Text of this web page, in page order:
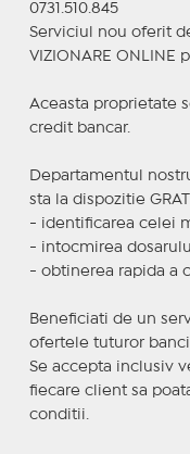
0731.510.845
Serviciul nou oferit
VIZIONARE ONLINE
Aceasta proprietate
credit bancar.
Departamentul
sta la dispozitie
- identificarea celei
- intocmirea
- obtinerea rapida a
Beneficiati de un
ofertele tuturor
Se accepta inclusiv
fiecare client sa
conditii.